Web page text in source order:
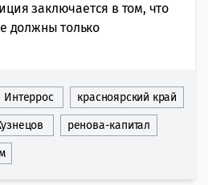
заключается в том, что
должны только
Интеррос красноярский край
ренова-капитал